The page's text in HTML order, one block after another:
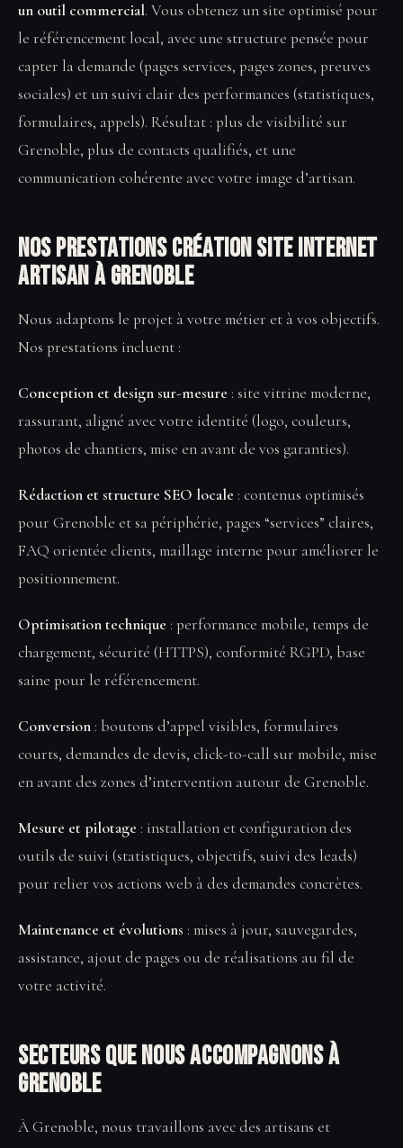
un outil commercial. Vous obtenez un site optimisé pour
le référencement local, avec une structure pensée pour
capter la demande (pages services, pages zones, preuves
sociales) et un suivi clair des performances (statistiques,
formulaires, appels). Résultat : plus de visibilité sur
Grenoble, plus de contacts qualifiés, et une
communication cohérente avec votre image d’artisan.
Nos prestations Création site internet
artisan à Grenoble
Nous adaptons le projet à votre métier et à vos objectifs.
Nos prestations incluent :
Conception et design sur-mesure : site vitrine moderne,
rassurant, aligné avec votre identité (logo, couleurs,
photos de chantiers, mise en avant de vos garanties).
Rédaction et structure SEO locale : contenus optimisés
pour Grenoble et sa périphérie, pages “services” claires,
FAQ orientée clients, maillage interne pour améliorer le
positionnement.
Optimisation technique : performance mobile, temps de
chargement, sécurité (HTTPS), conformité RGPD, base
saine pour le référencement.
Conversion : boutons d’appel visibles, formulaires
courts, demandes de devis, click-to-call sur mobile, mise
en avant des zones d’intervention autour de Grenoble.
Mesure et pilotage : installation et configuration des
outils de suivi (statistiques, objectifs, suivi des leads)
pour relier vos actions web à des demandes concrètes.
Maintenance et évolutions : mises à jour, sauvegardes,
assistance, ajout de pages ou de réalisations au fil de
votre activité.
Secteurs que nous accompagnons à
Grenoble
À Grenoble, nous travaillons avec des artisans et